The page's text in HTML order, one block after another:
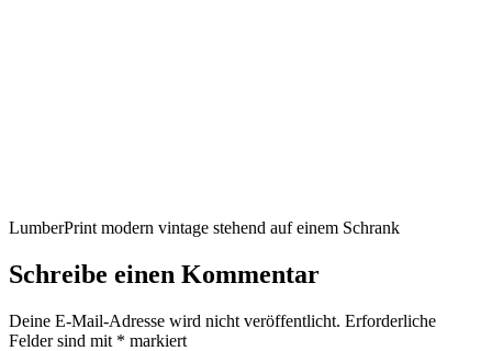
LumberPrint modern vintage stehend auf einem Schrank
Schreibe einen Kommentar
Deine E-Mail-Adresse wird nicht veröffentlicht. Erforderliche
Felder sind mit * markiert